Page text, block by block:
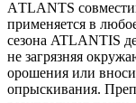
АTLANTS
применяется в
сезона ATLANTIS
не загрязняя
орошения или
опрыскивания.